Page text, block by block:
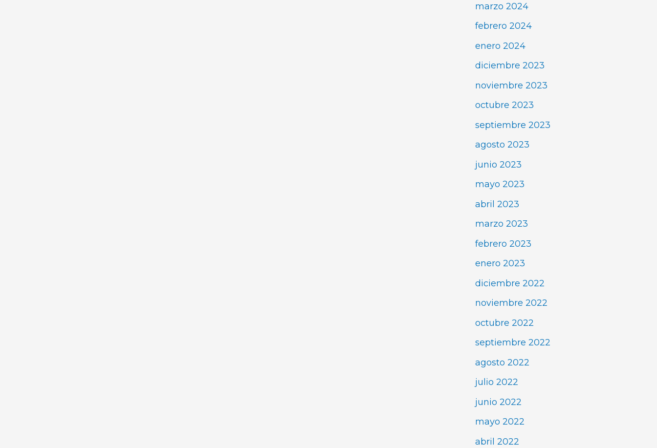
marzo 2024
febrero 2024
enero 2024
diciembre 2023
noviembre 2023
octubre 2023
septiembre 2023
agosto 2023
junio 2023
mayo 2023
abril 2023
marzo 2023
febrero 2023
enero 2023
diciembre 2022
noviembre 2022
octubre 2022
septiembre 2022
agosto 2022
julio 2022
junio 2022
mayo 2022
abril 2022